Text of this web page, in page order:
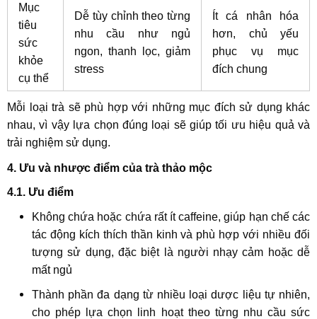
Mục
tiêu
sức
khỏe
cụ thể
Dễ tùy chỉnh theo từng
nhu cầu như ngủ
ngon, thanh lọc, giảm
stress
Ít cá nhân hóa
hơn, chủ yếu
phục vụ mục
đích chung
Mỗi loại trà sẽ phù hợp với những mục đích sử dụng khác
nhau, vì vậy lựa chọn đúng loại sẽ giúp tối ưu hiệu quả và
trải nghiệm sử dụng.
4. Ưu và nhược điểm của trà thảo mộc
4.1. Ưu điểm
Không chứa hoặc chứa rất ít caffeine, giúp hạn chế các
tác động kích thích thần kinh và phù hợp với nhiều đối
tượng sử dụng, đặc biệt là người nhạy cảm hoặc dễ
mất ngủ
Thành phần đa dạng từ nhiều loại dược liệu tự nhiên,
cho phép lựa chọn linh hoạt theo từng nhu cầu sức